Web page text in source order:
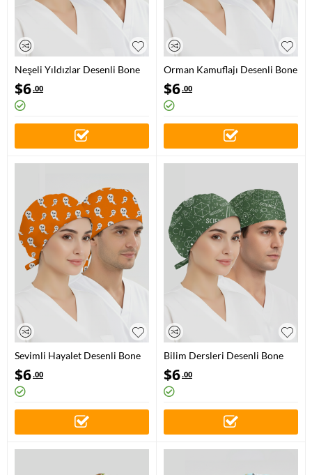
Neşeli Yıldızlar Desenli Bone
(Cotton Likra Kumaş)
$6.00
Orman Kamuflajı Desenli Bone
(Cotton Likra Kumaş)
$6.00
Sevimli Hayalet Desenli Bone
(Cotton Likra Kumaş)
$6.00
Bilim Dersleri Desenli Bone
(Cotton Likra Kumaş)
$6.00